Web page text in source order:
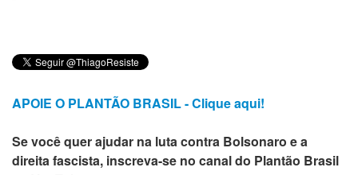
APOIE O PLANTÃO BRASIL - Clique aqui!
Se você quer ajudar na luta contra Bolsonaro e a
direita fascista, inscreva-se no canal do Plantão Brasil